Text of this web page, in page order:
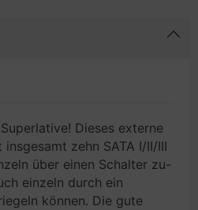
Dieses externe
insgesamt zehn SATA I/II/III
über einen Schalter zu-
einzeln durch ein
können. Die gute